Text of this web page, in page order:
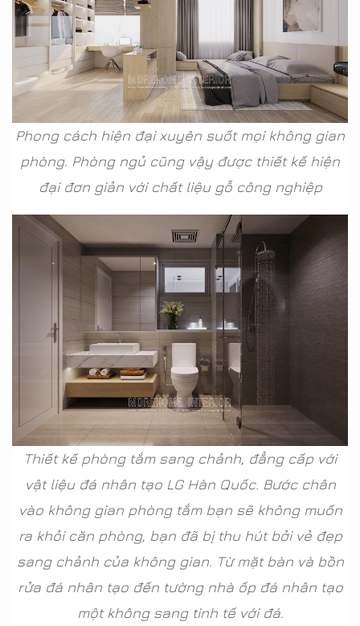
Phong cách hiện đại xuyên suốt mọi không gian
phòng. Phòng ngủ cũng vậy được thiết kế hiện
đại đơn giản với chất liệu gỗ công nghiệp
Thiết kế phòng tắm sang chảnh, đẳng cấp với
vật liệu đá nhân tạo LG Hàn Quốc. Bước chân
vào không gian phòng tắm bạn sẽ không muốn
ra khỏi căn phòng, bạn đã bị thu hút bởi vẻ đẹp
sang chảnh của không gian. Từ mặt bàn và bồn
rửa đá nhân tạo đến tường nhà ốp đá nhân tạo
một không sang tinh tế với đá.